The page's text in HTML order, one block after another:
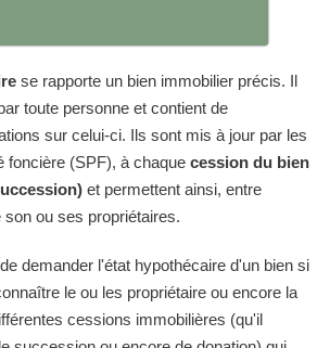
se rapporte un bien immobilier précis. Il
toute personne et contient de
sur celui-ci. Ils sont mis à jour par les
foncière (SPF), à chaque cession du bien
et permettent ainsi, entre
ou ses propriétaires.
demander l'état hypothécaire d'un bien si
le ou les propriétaire ou encore la
cessions immobilières (qu'il